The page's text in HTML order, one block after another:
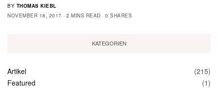
BY THOMAS KIEBL
NOVEMBER 18, 2017
2 MINS READ 0 SHARES
KATEGORIEN
Artikel
(215)
Featured
(1)